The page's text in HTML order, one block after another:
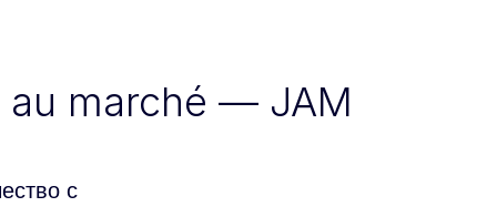
marché — JAM
с